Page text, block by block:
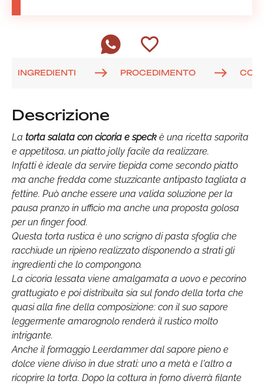
INGREDIENTI PROCEDIMENTO
Descrizione
La torta salata con cicoria e speck è una ricetta saporita
e appetitosa, un piatto jolly facile da realizzare.
Infatti è ideale da servire tiepida come secondo piatto
ma anche fredda come stuzzicante antipasto tagliata a
fettine. Può anche essere una valida soluzione per la
pausa pranzo in ufficio ma anche una proposta golosa
per un finger food.
Questa torta rustica è uno scrigno di pasta sfoglia che
racchiude un ripieno realizzato disponendo a strati gli
ingredienti che lo compongono.
La cicoria lessata viene amalgamata a uovo e pecorino
grattugiato e poi distribuita sia sul fondo della torta che
quasi alla fine della composizione: con il suo sapore
leggermente amarognolo renderà il rustico molto
intrigante.
Anche il formaggio Leerdammer dal sapore pieno e
dolce viene diviso in due strati: uno a metà e l'altro a
ricoprire la torta. Dopo la cottura in forno diverrà filante